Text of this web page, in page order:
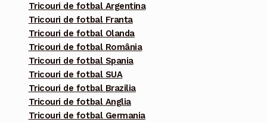
Tricouri de fotbal Argentina
Tricouri de fotbal Franta
Tricouri de fotbal Olanda
Tricouri de fotbal România
Tricouri de fotbal Spania
Tricouri de fotbal SUA
Tricouri de fotbal Brazilia
Tricouri de fotbal Anglia
Tricouri de fotbal Germania